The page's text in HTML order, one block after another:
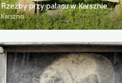
Rzeźby przy pałacu w Karsznie
Karszno